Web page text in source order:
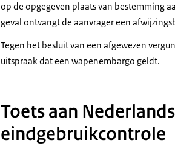
op de opgegeven plaats van bestemming
geval ontvangt de aanvrager een
Tegen het besluit van een afgewezen
uitspraak dat een wapenembargo geldt.
Toets aan
eindgebruikcontrole